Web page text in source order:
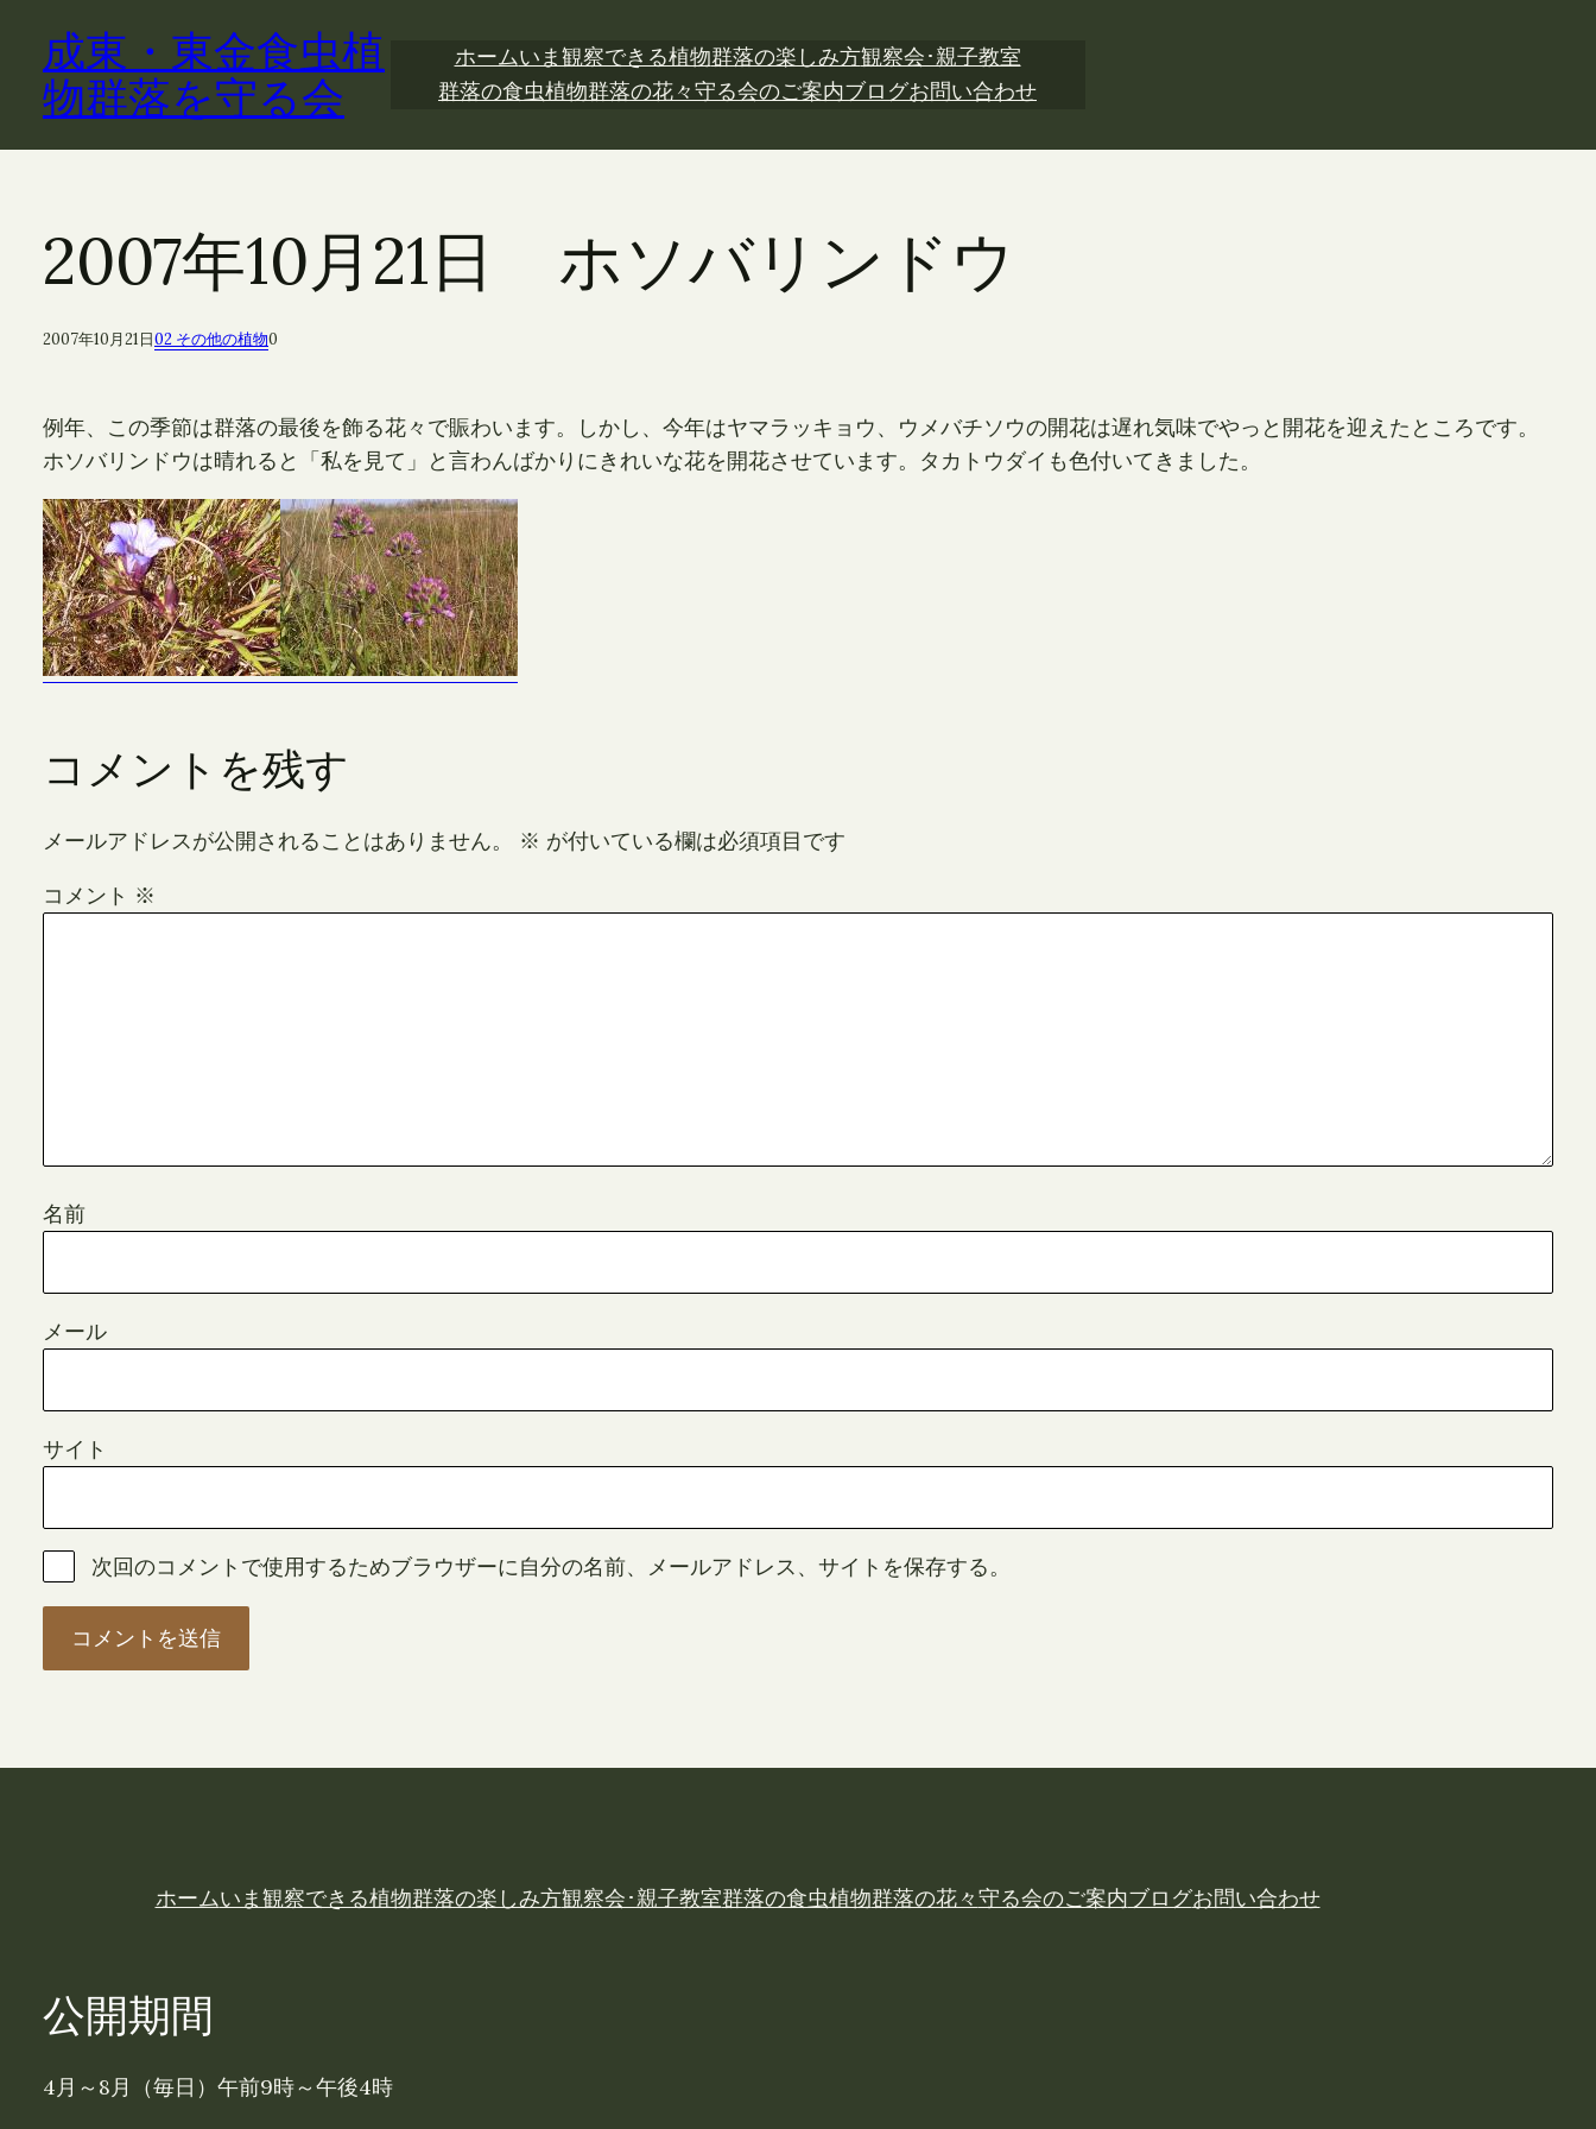
キ
成東・東金食虫植
物群落を守る会
ホームいま観察できる植物群落の楽しみ方観察会･親子教室
群落の食虫植物群落の花々守る会のご案内ブログお問い合わせ
2007年10月21日 ホソバリンドウ
2007年10月21日02 その他の植物0
例年、この季節は群落の最後を飾る花々で賑わいます。しかし、今年はヤマラッキョウ、ウメバチソウの開花は遅れ気味でやっと開花を迎えたところです。
ホソバリンドウは晴れると「私を見て」と言わんばかりにきれいな花を開花させています。タカトウダイも色付いてきました。
コメントを残す
メールアドレスが公開されることはありません。 ※ が付いている欄は必須項目です
コメント ※
名前
メール
サイト
次回のコメントで使用するためブラウザーに自分の名前、メールアドレス、サイトを保存する。
ホームいま観察できる植物群落の楽しみ方観察会･親子教室群落の食虫植物群落の花々守る会のご案内ブログお問い合わせ
公開期間
4月～8月（毎日）午前9時～午後4時